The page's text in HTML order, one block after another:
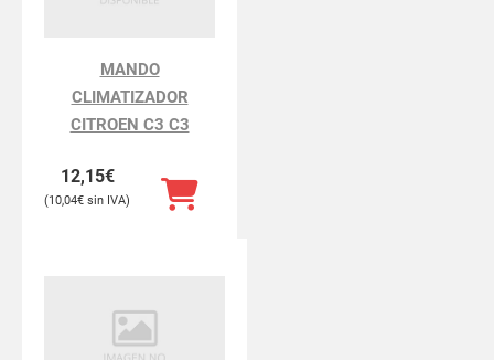
MANDO
CLIMATIZADOR
CITROEN C3 C3
12,15€
10,04€